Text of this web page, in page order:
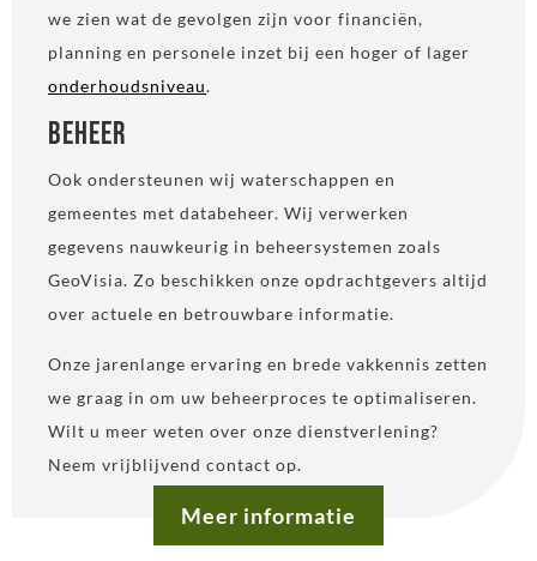
we zien wat de gevolgen zijn voor financiën,
planning en personele inzet bij een hoger of lager
onderhoudsniveau.
Beheer
Ook ondersteunen wij waterschappen en
gemeentes met databeheer. Wij verwerken
gegevens nauwkeurig in beheersystemen zoals
GeoVisia. Zo beschikken onze opdrachtgevers altijd
over actuele en betrouwbare informatie.
Onze jarenlange ervaring en brede vakkennis zetten
we graag in om uw beheerproces te optimaliseren.
Wilt u meer weten over onze dienstverlening?
Neem vrijblijvend contact op.
Meer informatie